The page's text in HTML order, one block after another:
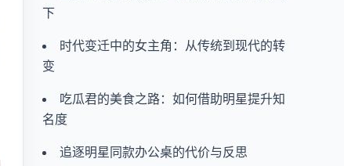
下
时代变迁中的女主角：从传统到现代的转
变
吃瓜君的美食之路：如何借助明星提升知
名度
追逐明星同款办公桌的代价与反思